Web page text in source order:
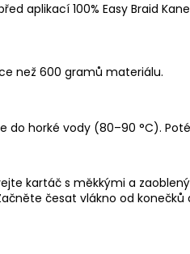
aplikací 100% Easy Braid
než 600 gramů materiálu.
horké vody (80–90 °C).
kartáč s měkkými a
česat vlákno od